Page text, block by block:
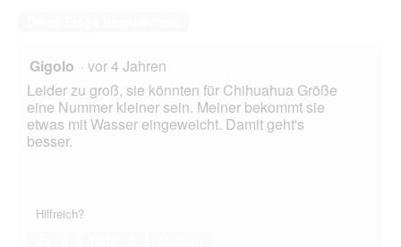
Gigolo · vor 4 Jahren
Leider zu groß, sie könnten für Chihuahua Größe
eine Nummer kleiner sein. Meiner bekommt sie
etwas mit Wasser eingeweicht. Damit geht's
besser.
Hilfreich?